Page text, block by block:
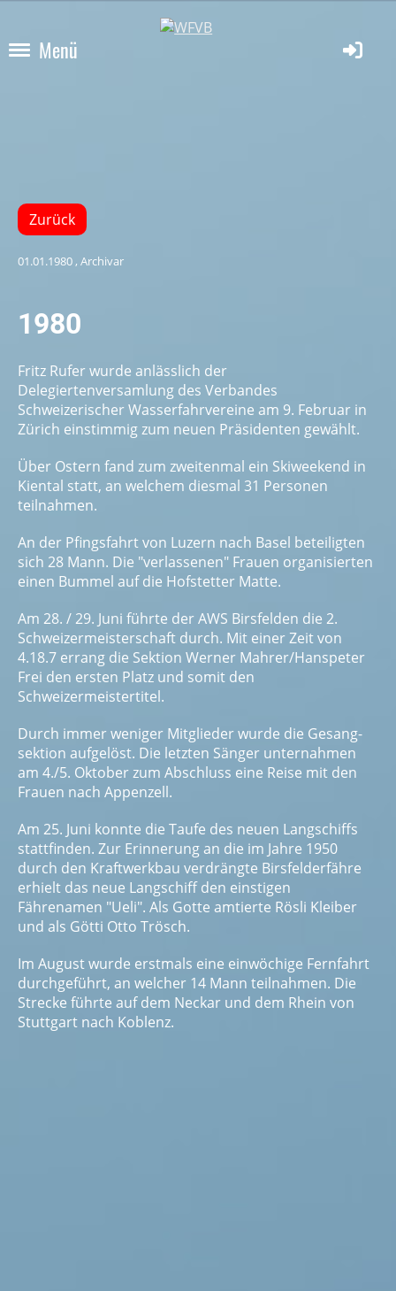
Menü
Zurück
01.01.1980, Archivar
1980
Fritz Rufer wurde anlässlich der
Delegiertenversamlung des Verbandes
Schweizerischer Wasserfahrvereine am 9. Februar in
Zürich einstimmig zum neuen Präsi­denten gewählt.
Über Ostern fand zum zweitenmal ein Skiweekend in
Kiental statt, an welchem diesmal 31 Personen
teilnahmen.
An der Pfingsfahrt von Luzern nach Basel beteiligten
sich 28 Mann. Die "verlassenen" Frauen organisierten
einen Bummel auf die Hofstetter Matte.
Am 28. / 29. Juni führte der AWS Birsfelden die 2.
Schweizermeisterschaft durch. Mit einer Zeit von
4.18.7 errang die Sektion Werner Mahrer/Hanspeter
Frei den ersten Platz und somit den
Schweizermeister­titel.
Durch immer weniger Mitglieder wurde die Gesang­
sektion aufgelöst. Die letzten Sänger unternahmen
am 4./5. Oktober zum Abschluss eine Reise mit den
Frauen nach Appenzell.
Am 25. Juni konnte die Taufe des neuen Langschiffs
stattfinden. Zur Erinnerung an die im Jahre 1950
durch den Kraftwerkbau verdrängte Birsfelderfähre
erhielt das neue Langschiff den einstigen
Fährenamen "Ueli". Als Gotte amtierte Rösli Kleiber
und als Götti Otto Trösch.
Im August wurde erstmals eine einwöchige Fernfahrt
durchgeführt, an welcher 14 Mann teilnahmen. Die
Strecke führte auf dem Neckar und dem Rhein von
Stuttgart nach Koblenz.